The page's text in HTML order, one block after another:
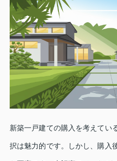
新築一戸建ての購入を考えてい
択は魅力的です。しかし、購入